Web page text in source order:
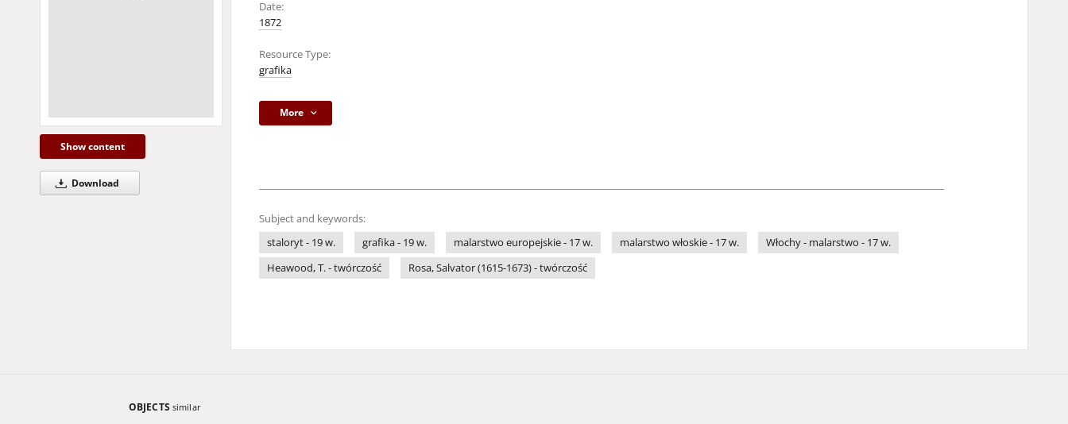
Show content
Download
Date:
1872
Resource Type:
grafika
More
Subject and keywords:
staloryt - 19 w.
grafika - 19 w. malarstwo europejskie - 17 w. malarstwo włoskie - 17 w.
Włochy - malarstwo - 17 w.
Heawood, T. - twórczość
Rosa, Salvator (1615-1673) - twórczość
OBJECTS similar